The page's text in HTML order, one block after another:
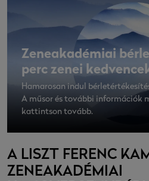
Zeneakadémiai
perc zenei
Hamarosan indul
A műsor és további információk
kattintson tovább.
A LISZT FERENC
ZENEAKADÉMIAI